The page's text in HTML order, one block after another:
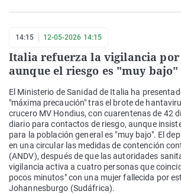
14:15 12-05-2026 14:15
Italia refuerza la vigilancia
aunque el riesgo es "muy bajo"
El Ministerio de Sanidad de Italia ha
"máxima precaución" tras el brote de
crucero MV Hondius, con cuarentenas de 42
diario para contactos de riesgo, aunque
para la población general es "muy bajo". El
en una circular las medidas de contención
(ANDV), después de que las autoridades
vigilancia activa a cuatro personas que
pocos minutos" con una mujer fallecida por
Johannesburgo (Sudáfrica).